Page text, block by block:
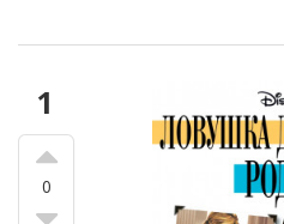
железной маске»,
Смотрите трейлеры
странице этого рейтинга!
1
0